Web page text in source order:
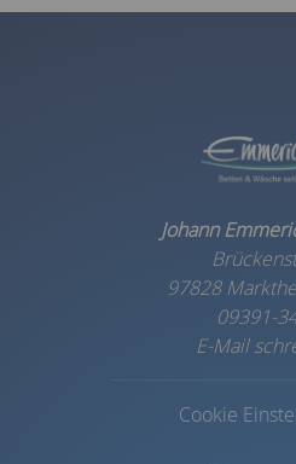
Johann
97828
09391-
E-Mail
Cookie